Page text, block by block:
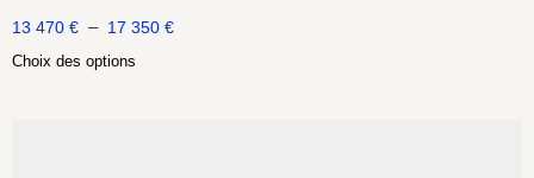
13 470 € – 17 350 €
Choix des options